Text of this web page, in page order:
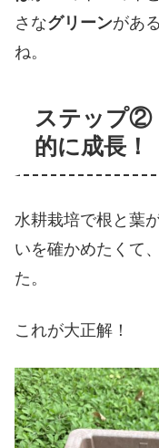
さなグリーンがあ
ね。
ステップ②
的に成長！
水耕栽培で根と葉
いを確かめたくて
た。
これが大正解！